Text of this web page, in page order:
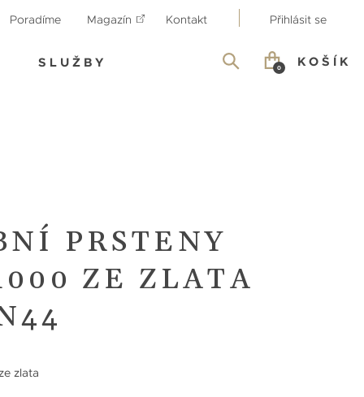
Poradíme Magazín Kontakt Přihlásit se
SLUŽBY KOŠÍK
0
PRSTENY
ZE ZLATA
zlata